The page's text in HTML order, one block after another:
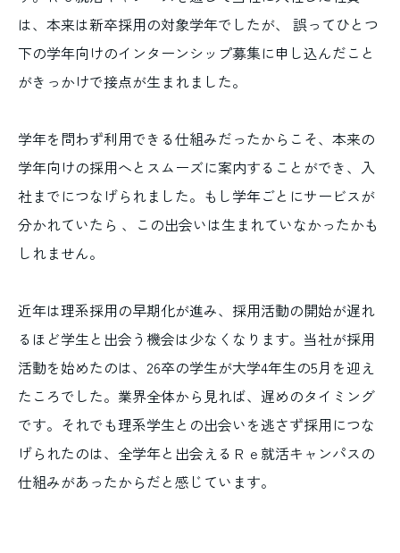
は、本来は新卒採用の対象学年でしたが、 誤ってひとつ
下の学年向けのインターンシップ募集に申し込んだこと
がきっかけで接点が生まれました。
学年を問わず利用できる仕組みだったからこそ、本来の
学年向けの採用へとスムーズに案内することができ、入
社までにつなげられました。もし学年ごとにサービスが
分かれていたら 、この出会いは生まれていなかったかも
しれません。
近年は理系採用の早期化が進み、採用活動の開始が遅れ
るほど学生と出会う機会は少なくなります。当社が採用
活動を始めたのは、26卒の学生が大学4年生の5月を迎え
たころでした。業界全体から見れば、遅めのタイミング
です。それでも理系学生との出会いを逃さず採用につな
げられたのは、全学年と出会えるＲｅ就活キャンパスの
仕組みがあったからだと感じています。